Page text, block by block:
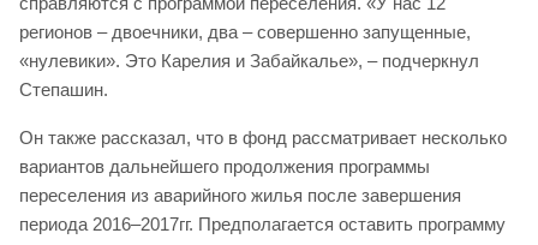
регионов – двоечники, два – совершенно запущенные,
«нулевики». Это Карелия и Забайкалье», – подчеркнул
Степашин.
Он также рассказал, что в фонд рассматривает несколько
вариантов дальнейшего продолжения программы
переселения из аварийного жилья после завершения
периода 2016–2017гг. Предполагается оставить программу